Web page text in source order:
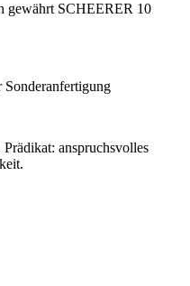
gewährt SCHEERER 10
Sonderanfertigung
anspruchsvolles